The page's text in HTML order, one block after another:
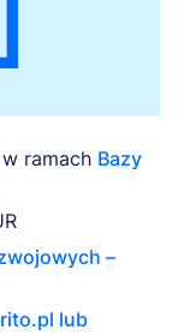
ramach Bazy
–
lub